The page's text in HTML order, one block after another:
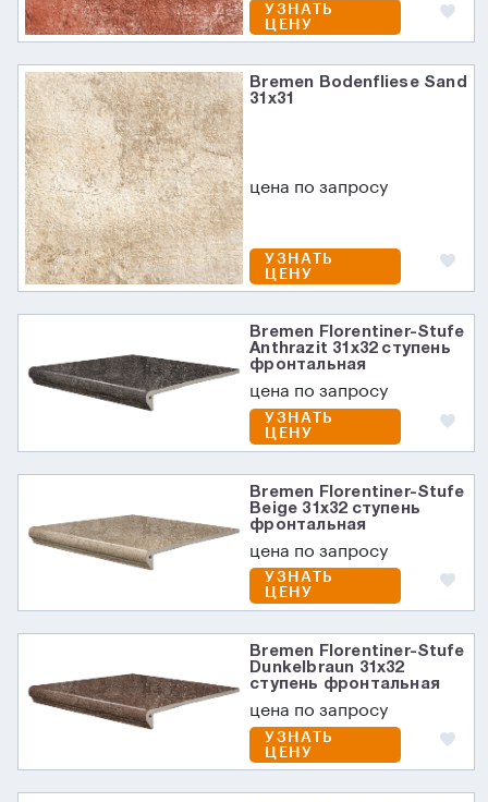
УЗНАТЬ
ЦЕНУ
Bremen Bodenfliese Sand
31х31
цена по запросу
УЗНАТЬ
ЦЕНУ
Bremen Florentiner-Stufe
Anthrazit 31х32 ступень
фронтальная
цена по запросу
УЗНАТЬ
ЦЕНУ
Bremen Florentiner-Stufe
Beige 31х32 ступень
фронтальная
цена по запросу
УЗНАТЬ
ЦЕНУ
Bremen Florentiner-Stufe
Dunkelbraun 31х32
ступень фронтальная
цена по запросу
УЗНАТЬ
ЦЕНУ